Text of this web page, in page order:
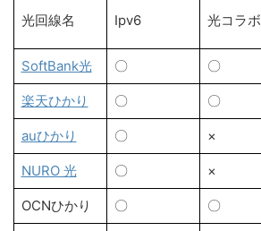
光回線名 Ipv6 光コラボ
SoftBank光 〇 〇
楽天ひかり 〇 〇
auひかり 〇 ×
NURO 光 〇 ×
OCNひかり 〇 〇